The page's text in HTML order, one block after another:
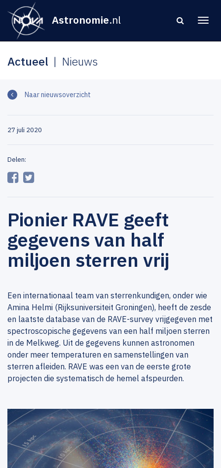
Astronomie.nl
Actueel Nieuws
Naar nieuwsoverzicht
27 juli 2020
Delen:
Pionier RAVE geeft
gegevens van half
miljoen sterren vrij
Een internationaal team van sterrenkundigen, onder wie
Amina Helmi (Rijksuniversiteit Groningen), heeft de zesde
en laatste database van de RAVE-survey vrijgegeven met
spectroscopische gegevens van een half miljoen sterren
in de Melkweg. Uit de gegevens kunnen astronomen
onder meer temperaturen en samenstellingen van
sterren afleiden. RAVE was een van de eerste grote
projecten die systematisch de hemel afspeurden.